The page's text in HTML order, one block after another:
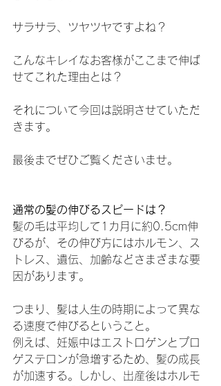
サラサラ、ツヤツヤですよね？
こんなキレイなお客様がここまで伸ば
せてこれた理由とは？
それについて今回は説明させていただ
きます。
最後までぜひご覧くださいませ。
通常の髪の伸びるスピードは？
髪の毛は平均して1カ月に約0.5cm伸
びるが、その伸び方にはホルモン、ス
トレス、遺伝、加齢などさまざまな要
因があります。
つまり、髪は人生の時期によって異な
る速度で伸びるということ。
例えば、妊娠中はエストロゲンとプロ
ゲステロンが急増するため、髪の成長
が加速する。しかし、出産後はホルモ